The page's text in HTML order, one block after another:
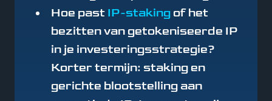
Hoe past IP-staking of het
bezitten van getokeniseerde IP
in je investeringsstrategie?
Korter termijn: staking en
gerichte blootstelling aan